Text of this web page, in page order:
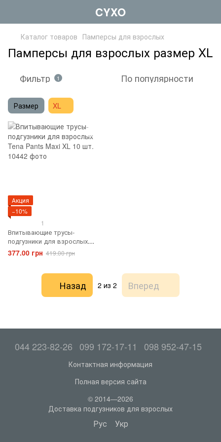
CYXO
Каталог товаров Памперсы для взрослых
Памперсы для взрослых размер XL
Фильтр 1 По популярности
Размер XL
Акция
−10%
1
Впитывающие трусы-
подгузники для взрослых
Tena Pants Maxi XL 10 шт.
377.00 грн 419.00 грн
Назад 2 из 2 Вперед
044 223-82-26 099 172-17-11 098 952-47-15
Контактная информация
Полная версия сайта
© 2014—2026
Доставка подгузников для взрослых
Рус Укр